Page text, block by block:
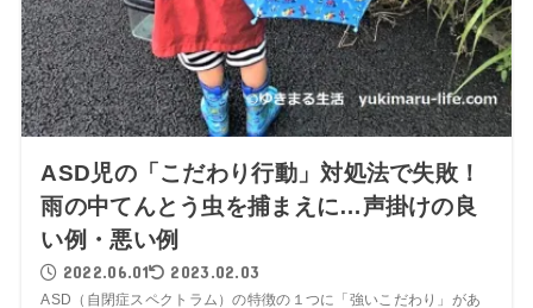
ASD児の「こだわり行動」対処法で失敗！
雨の中てんとう虫を捕まえに…声掛けの良
い例・悪い例
2022.06.01 2023.02.03
ASD（自閉症スペクトラム）の特徴の１つに「強いこだわり」があ